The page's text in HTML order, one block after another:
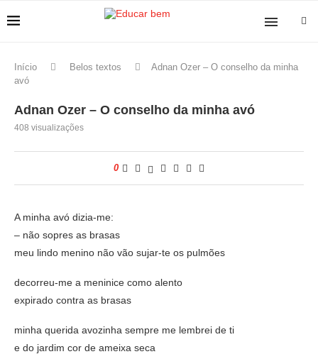
Início Belos textos
Adnan Ozer – O conselho da minha
avó
Adnan Ozer – O conselho da minha avó
408 visualizações
0
A minha avó dizia-me:
– não sopres as brasas
meu lindo menino não vão sujar-te os pulmões
decorreu-me a meninice como alento
expirado contra as brasas
minha querida avozinha sempre me lembrei de ti
e do jardim cor de ameixa seca